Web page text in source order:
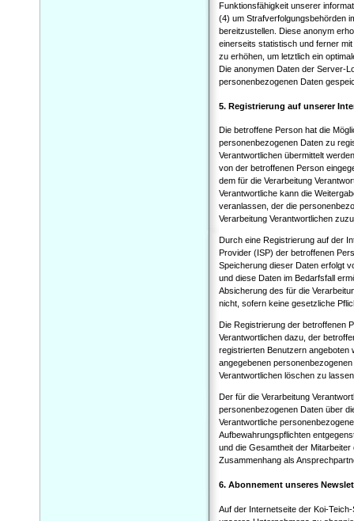
Funktionsfähigkeit unserer
(4) um Strafverfolgungsbehörden
bereitzustellen. Diese anonym
einerseits statistisch und ferner
zu erhöhen, um letztlich ein
Die anonymen Daten der Server-
personenbezogenen Daten
5. Registrierung auf unserer
Die betroffene Person hat die
personenbezogenen Daten zu
Verantwortlichen übermittelt
von der betroffenen Person
dem für die Verarbeitung
Verantwortliche kann die
veranlassen, der die
Verarbeitung Verantwortlichen
Durch eine Registrierung auf der
Provider (ISP) der betroffenen
Speicherung dieser Daten erfolgt
und diese Daten im Bedarfsfall
Absicherung des für die
nicht, sofern keine gesetzliche
Die Registrierung der betroffenen
Verantwortlichen dazu, der
registrierten Benutzern angeboten
angegebenen
Verantwortlichen löschen zu
Der für die Verarbeitung
personenbezogenen Daten über
Verantwortliche
Aufbewahrungspflichten
und die Gesamtheit der
Zusammenhang als
6. Abonnement unseres
Auf der Internetseite der Koi-